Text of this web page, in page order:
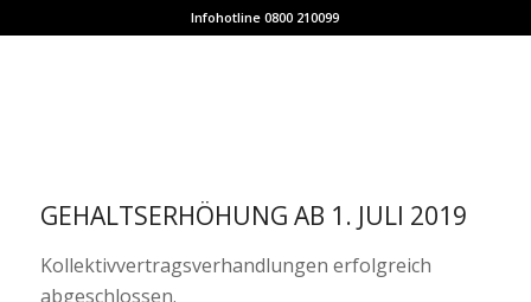
Infohotline 0800 210099
GEHALTSERHÖHUNG AB 1. JULI 2019
Kollektivvertragsverhandlungen erfolgreich
abgeschlossen.